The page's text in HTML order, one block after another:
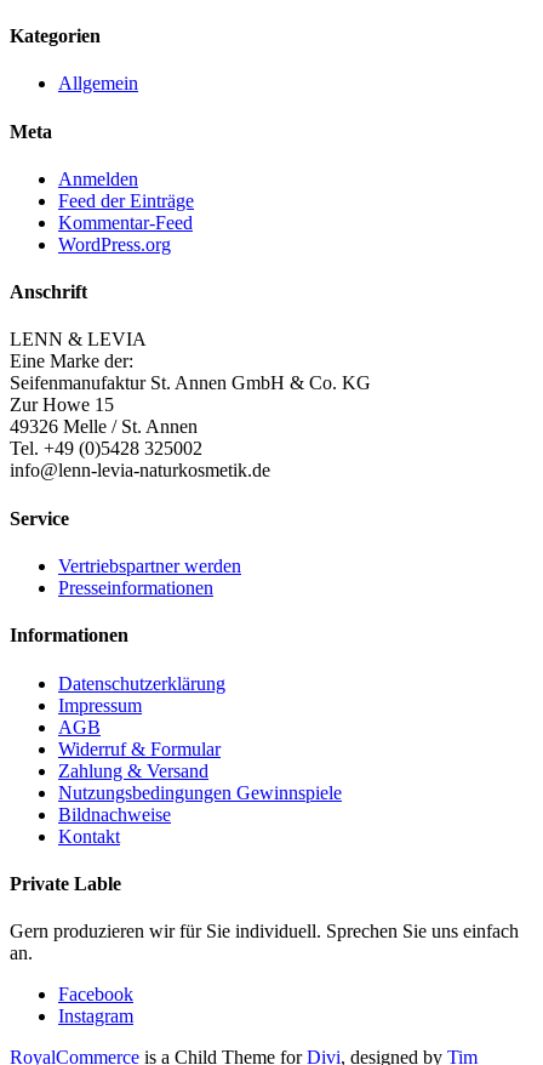
Kategorien
Allgemein
Meta
Anmelden
Feed der Einträge
Kommentar-Feed
WordPress.org
Anschrift
LENN & LEVIA
Eine Marke der:
Seifenmanufaktur St. Annen GmbH & Co. KG
Zur Howe 15
49326 Melle / St. Annen
Tel. +49 (0)5428 325002
info@lenn-levia-naturkosmetik.de
Service
Vertriebspartner werden
Presseinformationen
Informationen
Datenschutzerklärung
Impressum
AGB
Widerruf & Formular
Zahlung & Versand
Nutzungsbedingungen Gewinnspiele
Bildnachweise
Kontakt
Private Lable
Gern produzieren wir für Sie individuell. Sprechen Sie uns einfach
an.
Facebook
Instagram
RoyalCommerce is a Child Theme forDivi, designed by Tim